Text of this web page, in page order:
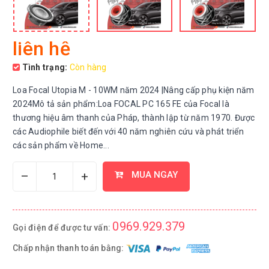
liên hệ
Tình trạng: Còn hàng
Loa Focal Utopia M - 10WM năm 2024 |Nâng cấp phụ kiện năm
2024Mô tả sản phẩm:Loa FOCAL PC 165 FE của Focal là
thương hiệu âm thanh của Pháp, thành lập từ năm 1970. Được
các Audiophile biết đến với 40 năm nghiên cứu và phát triển
các sản phẩm về Home...
– + MUA NGAY
Gọi điện để được tư vấn: 0969.929.379
Chấp nhận thanh toán bằng: